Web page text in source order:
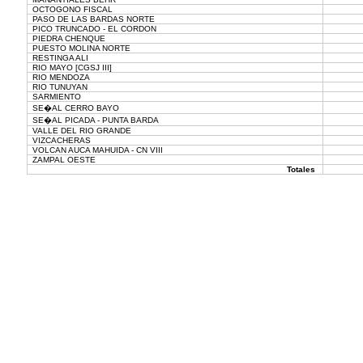
OCTOGONO FISCAL
PASO DE LAS BARDAS NORTE
PICO TRUNCADO - EL CORDON
PIEDRA CHENQUE
PUESTO MOLINA NORTE
RESTINGA ALI
RIO MAYO [CGSJ III]
RIO MENDOZA
RIO TUNUYAN
SARMIENTO
SE�AL CERRO BAYO
SE�AL PICADA - PUNTA BARDA
VALLE DEL RIO GRANDE
VIZCACHERAS
VOLCAN AUCA MAHUIDA - CN VIII
ZAMPAL OESTE
Totales